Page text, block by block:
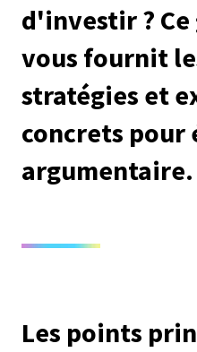
d'investir ?
vous fournit
stratégies et
concrets
argumentaire.
Les points